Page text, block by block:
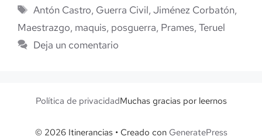
Etiquetas
Antón Castro, Guerra Civil,Jiménez Corbatón,
Maestrazgo, maquis, posguerra, Prames, Teruel
Deja un comentario
Política de privacidadMuchas gracias por leernos
© 2026 Itinerancias• Creado con GeneratePress